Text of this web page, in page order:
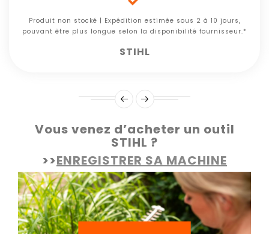
Produit non stocké | Expédition estimée sous 2 à 10 jours,
pouvant être plus longue selon la disponibilité fournisseur.*
STIHL
Vous venez d’acheter un outil
STIHL ?
>>ENREGISTRER SA MACHINE